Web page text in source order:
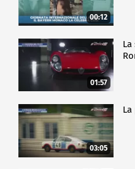
00:12
01:57
03:05